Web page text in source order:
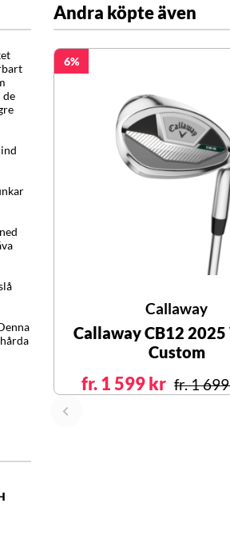
de
Andra köpte även
6
Callaway
Callaway CB12 2025
Custom
fr. 1 599 kr fr. 1